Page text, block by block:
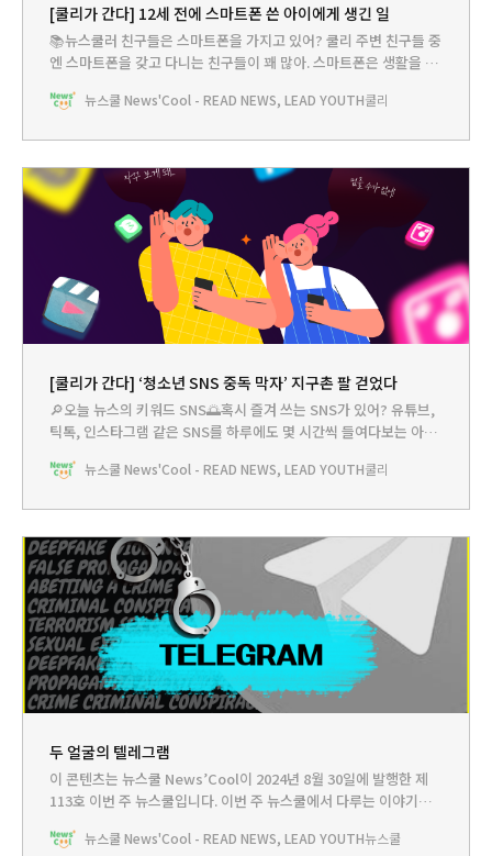
[쿨리가 간다] 12세 전에 스마트폰 쓴 아이에게 생긴 일
📚뉴스쿨러 친구들은 스마트폰을 가지고 있어? 쿨리 주변 친구들 중
엔 스마트폰을 갖고 다니는 친구들이 꽤 많아. 스마트폰은 생활을 편
용이 따른다고 해. 과학자들이 연구해봤더니 스마트폰을 많이 사용
마트폰을
뉴스쿨 News'Cool - READ NEWS, LEAD YOUTH쿨리
[쿨리가 간다] ‘청소년 SNS 중독 막자’ 지구촌 팔 걷었다
🔎오늘 뉴스의 키워드 SNS🌅혹시 즐겨 쓰는 SNS가 있어? 유튜브,
틱톡, 인스타그램 같은 SNS를 하루에도 몇 시간씩 들여다보는 아이
을 막으려고 안간힘을 쓰고 있다고 해. 일부 국가에선 SNS 가입자의
뉴스쿨 News'Cool - READ NEWS, LEAD YOUTH쿨리
두 얼굴의 텔레그램
이 콘텐츠는 뉴스쿨 News’Cool이 2024년 8월 30일에 발행한 제
113호 이번 주 뉴스쿨입니다.‌ 이번 주 뉴스쿨에서 다루는 이야기는...
SNS가 테러와 성범죄의 공범?!(feat.기업의 사회적 책임)PLAY -
뉴스쿨 News'Cool - READ NEWS, LEAD YOUTH뉴스쿨